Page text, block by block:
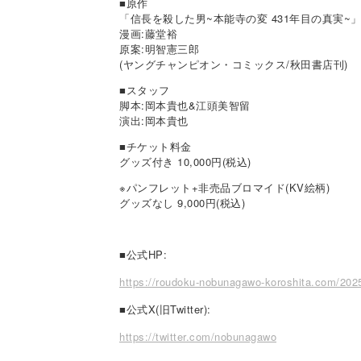
「信長を殺した男~本能寺の変 431年目の真実~」
漫画:藤堂裕
原案:明智憲三郎
(ヤングチャンピオン・コミックス/秋田書店刊)
■スタッフ
脚本:岡本貴也&江頭美智留
演出:岡本貴也
■チケット料金
グッズ付き 10,000円(税込)
※パンフレット+非売品ブロマイド(KV絵柄)
グッズなし 9,000円(税込)
■公式HP:
https://roudoku-nobunagawo-koroshita.com/
■公式X(旧Twitter):
https://twitter.com/nobunagawo